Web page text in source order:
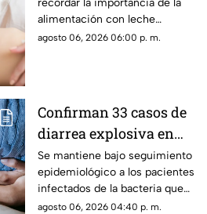
cuáles son sus
beneficios
recordar la importancia de la
alimentación con leche
materna durante los primeros
agosto 06, 2026 06:00 p. m.
Confirman 33 casos de
diarrea explosiva en
México: autoridades de
salud emiten
recomendaciones
Se mantiene bajo seguimiento
epidemiológico a los pacientes
infectados de la bacteria que
provoca diarrea explosiva en
agosto 06, 2026 04:40 p. m.